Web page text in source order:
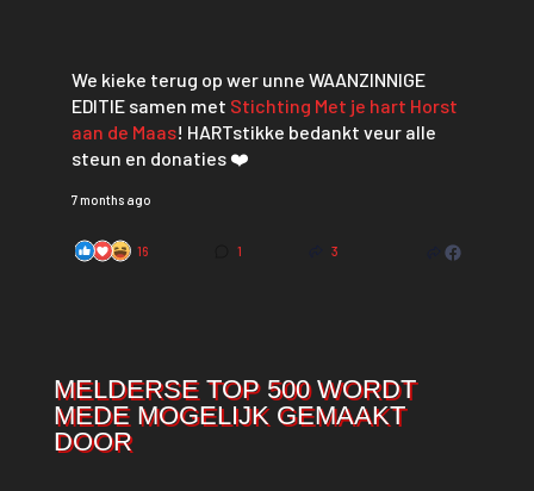
We kieke terug op wer unne WAANZINNIGE
EDITIE samen met Stichting Met je hart Horst
aan de Maas! HARTstikke bedankt veur alle
steun en donaties ❤️
7 months ago
16 1 3
MELDERSE TOP 500 WORDT
MEDE MOGELIJK GEMAAKT
DOOR